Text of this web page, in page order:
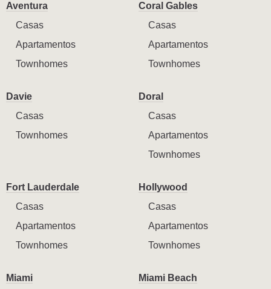
Aventura
Casas
Apartamentos
Townhomes
Coral Gables
Casas
Apartamentos
Townhomes
Davie
Casas
Townhomes
Doral
Casas
Apartamentos
Townhomes
Fort Lauderdale
Casas
Apartamentos
Townhomes
Hollywood
Casas
Apartamentos
Townhomes
Miami
Miami Beach